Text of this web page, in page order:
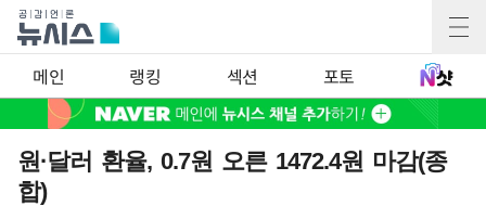
메인 랭킹 섹션 포토
원·달러 환율, 0.7원 오른 1472.4원 마감(종
합)